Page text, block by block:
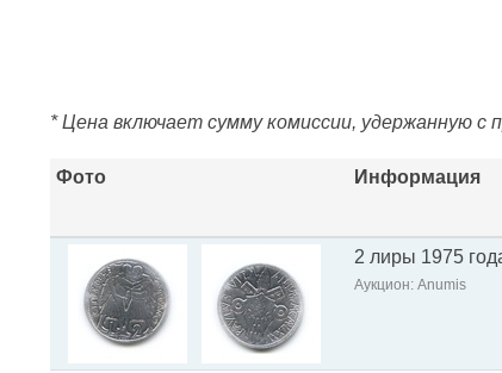
* Цена включает сумму комиссии, удержанную с
Фото Информация
2 лиры 1975
Аукцион: Anumis